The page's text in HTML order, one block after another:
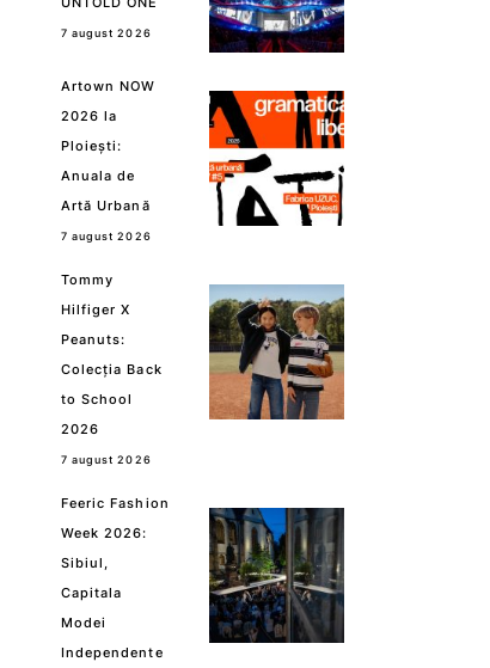
7 august 2026
Artown NOW
2026 la
Ploiești:
Anuala de
Artă Urbană
7 august 2026
Tommy
Hilfiger X
Peanuts:
Colecția Back
to School
2026
7 august 2026
Feeric Fashion
Week 2026:
Sibiul,
Capitala
Modei
Independente